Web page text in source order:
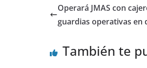
Operará JMAS con
guardias operativas en
También te